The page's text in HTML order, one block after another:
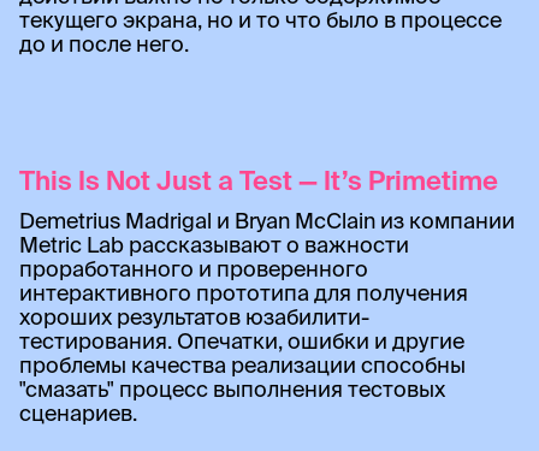
текущего экрана, но и то что было в процессе
до и после него.
This Is Not Just a Test — It’s Primetime
Demetrius Madrigal и Bryan McClain из компании
Metric Lab рассказывают о важности
проработанного и проверенного
интерактивного прототипа для получения
хороших результатов юзабилити-
тестирования. Опечатки, ошибки и другие
проблемы качества реализации способны
"смазать" процесс выполнения тестовых
сценариев.